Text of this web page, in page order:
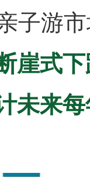
子游
崖式
未来